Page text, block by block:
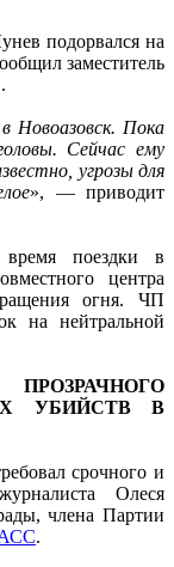
подорвался на
заместитель
Новоазовск. Пока
Сейчас ему
угрозы для
», — приводит
поездки в
центра
огня. ЧП
на нейтральной
УБИЙСТВ В
срочного и
Олеся
члена Партии
.